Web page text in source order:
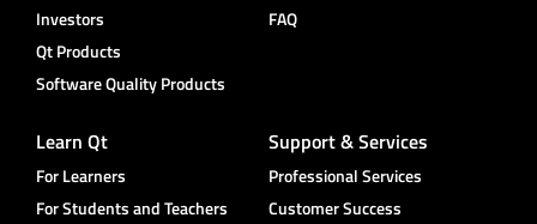
Investors
Qt Products
Software Quality Products
FAQ
Learn Qt
For Learners
For Students and Teachers
Support & Services
Professional Services
Customer Success